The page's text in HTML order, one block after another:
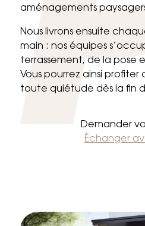
aménagements
Nous livrons ensuite
main : nos équipes
terrassement, de la pose
Vous pourrez ainsi
toute quiétude dès la fin
Demander
Échanger